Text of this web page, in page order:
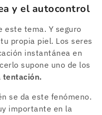
y el autocontrol
este tema. Y seguro
propia piel. Los seres
instantánea en
supone uno de los
tentación.
se da este fenómeno.
importante en la